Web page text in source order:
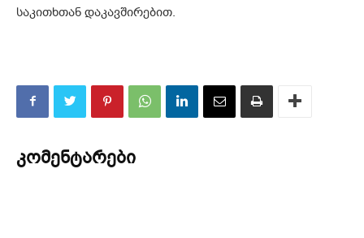
საკითხთან დაკავშირებით.
კომენტარები